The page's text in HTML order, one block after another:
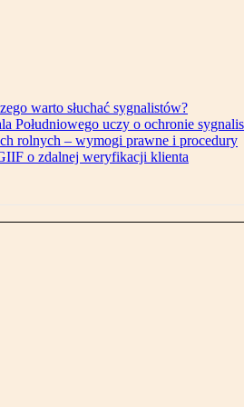
warto słuchać sygnalistów?
Południowego uczy o ochronie
rolnych – wymogi prawne i procedury
o zdalnej weryfikacji klienta